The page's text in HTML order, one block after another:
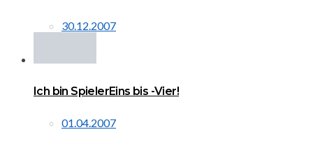
30.12.2007
Ich bin SpielerEins bis -Vier!
01.04.2007